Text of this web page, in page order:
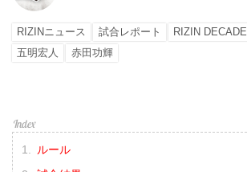
RIZINニュース 試合レポート RIZIN DECADE
五明宏人
赤田功輝
ルール